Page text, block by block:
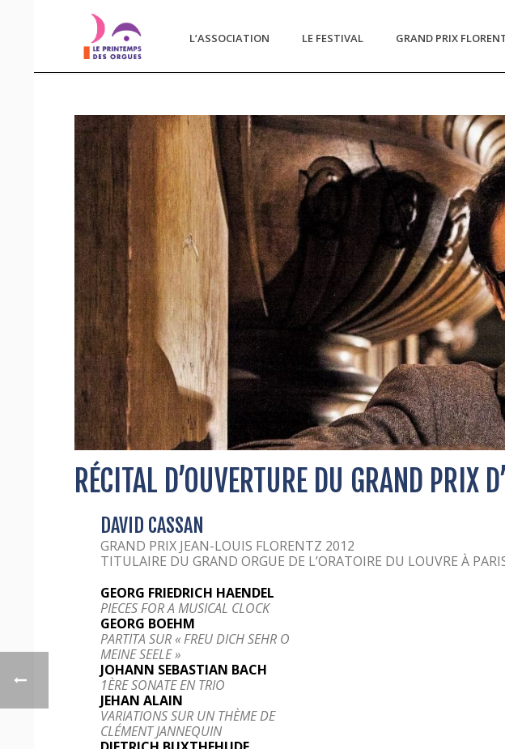
L’ASSOCIATION LE FESTIVAL GRAND PRIX
RÉCITAL D’OUVERTURE DU GRAND PRIX
DAVID CASSAN
GRAND PRIX JEAN-LOUIS FLORENTZ 2012
TITULAIRE DU GRAND ORGUE DE L’ORATOIRE DU LOUVRE À
GEORG FRIEDRICH HAENDEL
PIECES FOR A MUSICAL CLOCK
GEORG BOEHM
PARTITA SUR « FREU DICH SEHR O
MEINE SEELE »
JOHANN SEBASTIAN BACH
1ÈRE SONATE EN TRIO
JEHAN ALAIN
VARIATIONS SUR UN THÈME DE
CLÉMENT JANNEQUIN